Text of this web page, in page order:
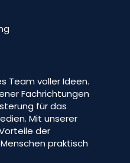
Team voller Ideen.
Fachrichtungen
für das
Mit unserer
der
praktisch